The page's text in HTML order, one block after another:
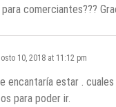
comerciantes???
10, 2018 at 11:12 pm
encantaría estar .
para poder ir.